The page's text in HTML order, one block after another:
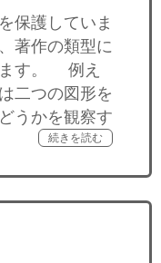
保護していま
著作の類型に
ます。 例え
二つの図形を
うかを観察す
続きを読む